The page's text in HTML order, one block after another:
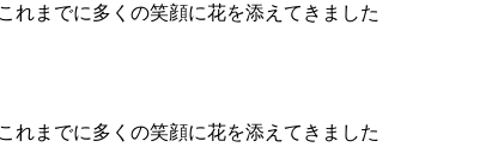
れまでに多くの笑顔に花を添えてきました
れまでに多くの笑顔に花を添えてきました